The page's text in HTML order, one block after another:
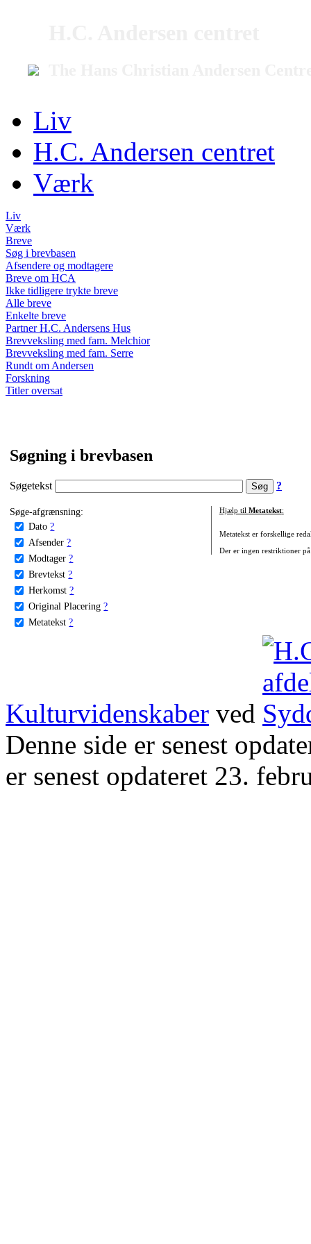
Liv
H.C. Andersen centret
Værk
Liv
Værk
Breve
Søg i brevbasen
Afsendere og modtagere
Breve om HCA
Ikke tidligere trykte breve
Alle breve
Enkelte breve
Partner H.C. Andersens Hus
Brevveksling med fam. Melchior
Brevveksling med fam. Serre
Rundt om Andersen
Forskning
Titler oversat
Søgning i brevbasen
Søgetekst ?
Søge-afgrænsning:
Dato ?
Afsender ?
Modtager ?
Brevtekst ?
Herkomst ?
Original Placering ?
Metatekst ?
Hjælp til Metatekst:
Metatekst er forskellige
Der er ingen restriktioner
Kulturvidenskaber ved
Denne side er senest
er senest opdateret 23.